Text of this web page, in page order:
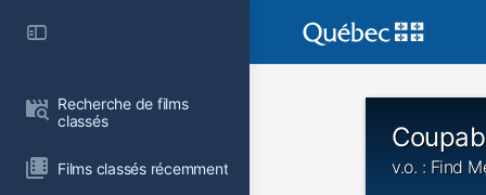
Recherche de films
classés
Films classés récemment v.o. : Find